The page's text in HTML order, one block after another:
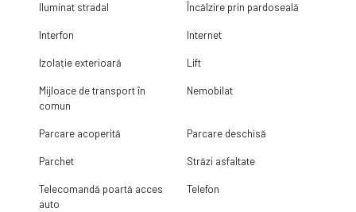
Iluminat stradal Încălzire prin pardoseală
Interfon Internet
Izolație exterioară Lift
Mijloace de transport în
comun
Nemobilat
Parcare acoperită Parcare deschisă
Parchet Străzi asfaltate
Telecomandă poartă acces
auto
Telefon